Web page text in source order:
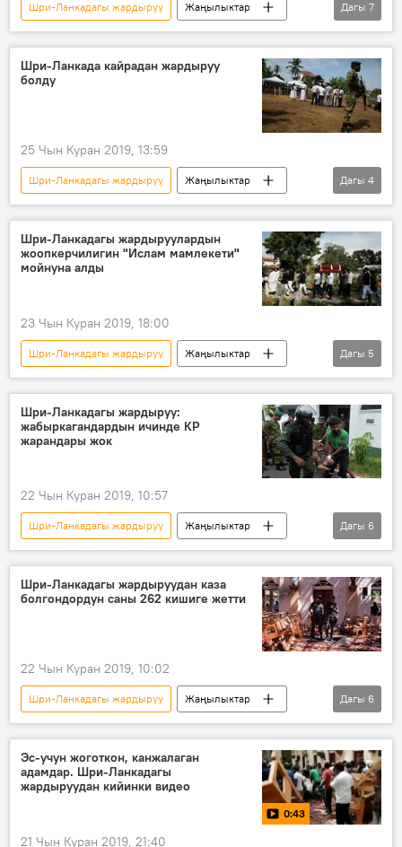
Шри-Ланкадагы жардыруу
Жаңылыктар
Окуялар
Дүйнөдө
Шри-Ланка
жардыруу
террорчу
"Ислам мамлекети" террордук тобу
Дагы 7
Шри-Ланкада кайрадан жардыруу
болду
25 Чын Куран 2019, 13:59
Шри-Ланкадагы жардыруу
Жаңылыктар
Окуялар
Дүйнөдө
Шри-Ланка
жардыруу
Дагы 4
Шри-Ланкадагы жардыруулардын
жоопкерчилигин "Ислам мамлекети"
мойнуна алды
23 Чын Куран 2019, 18:00
Шри-Ланкадагы жардыруу
Жаңылыктар
Дүйнөдө
Окуялар
Шри-Ланка
жардыруу
Дагы 5
Шри-Ланкадагы жардыруу:
жабыркагандардын ичинде КР
жарандары жок
22 Чын Куран 2019, 10:57
Шри-Ланкадагы жардыруу
Жаңылыктар
Коом
Кыргызстан
Окуялар
Дүйнөдө
Шри-Ланка
Тышкы иштер министрлиги
Дагы 6
Шри-Ланкадагы жардыруудан каза
болгондордун саны 262 кишиге жетти
22 Чын Куран 2019, 10:02
Шри-Ланкадагы жардыруу
Жаңылыктар
Дүйнөдө
Окуялар
Шри-Ланка
жардыруу
чиркөө мейманкана
Дагы 6
Эс-учун жоготкон, канжалаган
адамдар. Шри-Ланкадагы
жардыруудан кийинки видео
0:43
21 Чын Куран 2019, 21:40